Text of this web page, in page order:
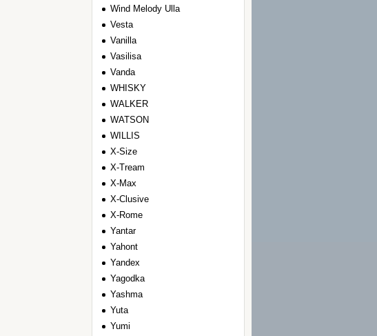
Wind Melody Ulla
Vesta
Vanilla
Vasilisa
Vanda
WHISKY
WALKER
WATSON
WILLIS
Х-Size
Х-Tream
Х-Max
Х-Clusive
Х-Rome
Yantar
Yahont
Yandex
Yagodka
Yashma
Yuta
Yumi